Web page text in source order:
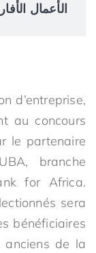
الأعمال
d’entreprise,
au concours
le partenaire
branche
for Africa.
sera
bénéficiaires
anciens de la